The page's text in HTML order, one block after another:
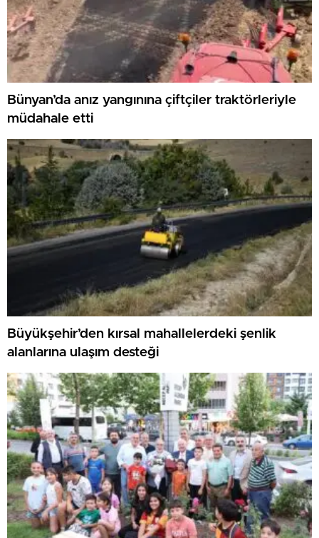
Bünyan’da anız yangınına çiftçiler traktörleriyle
müdahale etti
Büyükşehir’den kırsal mahallelerdeki şenlik
alanlarına ulaşım desteği